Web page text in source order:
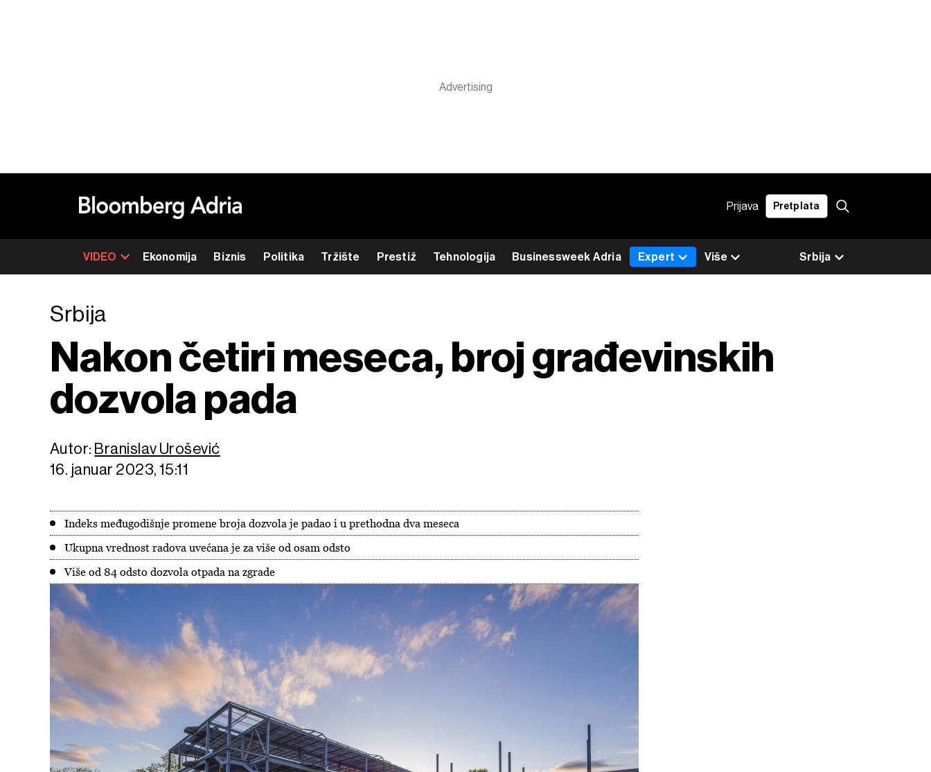
Prijava Pretplata
VIDEO Ekonomija Biznis Politika Tržište Prestiž Tehnologija Businessweek Adria Srbija
Expert Više
Srbija
Nakon četiri meseca, broj građevinskih
dozvola pada
Autor: Branislav Urošević
16. januar 2023, 15:11
Indeks međugodišnje promene broja dozvola je padao i u prethodna dva meseca
Ukupna vrednost radova uvećana je za više od osam odsto
Više od 84 odsto dozvola otpada na zgrade